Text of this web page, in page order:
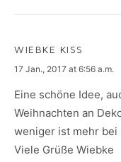
WIEBKE KISS
says:
17 Jan., 2017 at 6:56 a.m.
Eine schöne Idee,
Weihnachten an
weniger ist mehr bei
Viele Grüße Wiebke